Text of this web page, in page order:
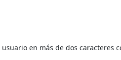
de confirmación
en más de dos caracteres